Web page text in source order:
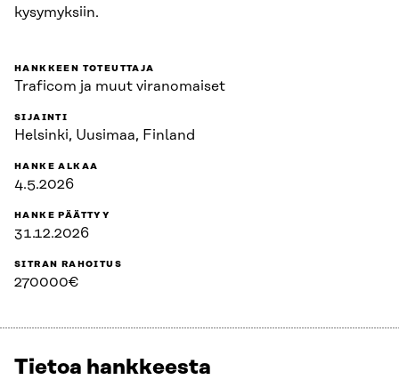
kysymyksiin.
HANKKEEN TOTEUTTAJA
Traficom ja muut viranomaiset
SIJAINTI
Helsinki, Uusimaa, Finland
HANKE ALKAA
4.5.2026
HANKE PÄÄTTYY
31.12.2026
SITRAN RAHOITUS
270000€
Tietoa hankkeesta